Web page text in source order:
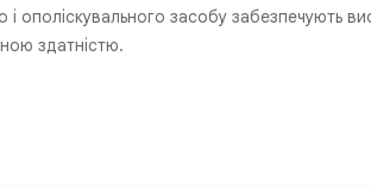
ополіскувального засобу забезпечують
здатністю.